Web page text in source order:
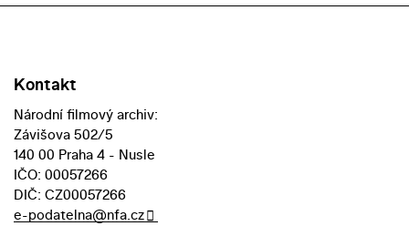
Kontakt
Národní filmový archiv:
Závišova 502/5
140 00 Praha 4 - Nusle
IČO: 00057266
DIČ: CZ00057266
e-podatelna@nfa.cz